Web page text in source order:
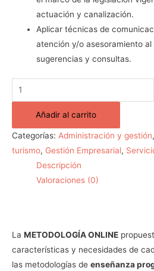
actuación y canalización.
Aplicar técnicas de
atención y/o asesoramiento
sugerencias y consultas.
Añadir al carrito
Categorías: Administración y gestión,
turismo, Gestión Empresarial,
Descripción
Valoraciones (0)
La METODOLOGÍA ONLINE
características y necesidades de
las metodologías de enseñanza